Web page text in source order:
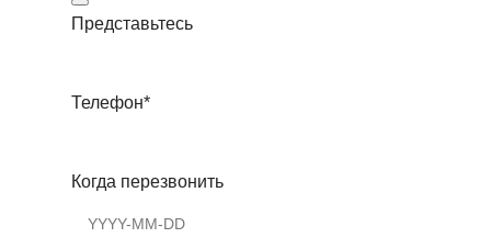
Представьтесь
Телефон*
Когда перезвонить